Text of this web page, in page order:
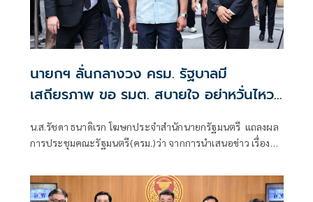
นายกฯ ลั่นกลางวง ครม. รัฐบาลมี
เสถียรภาพ ขอ รมต. สบายใจ อย่าหวั่นไหว
น.ส.รัชดา ธนาดิเรก โฆษกประจำสำนักนายกรัฐมนตรี แถลงผล
การประชุมคณะรัฐมนตรี(ครม.)ว่า จากการนำเสนอข่าว เรื่อง
ร่วมรัฐบาลและนายกฯไปแล้วว่า รัฐบาลนี้มีเสถียรภาพและ
ทำงานร่วมกันอย่างเต็มที่